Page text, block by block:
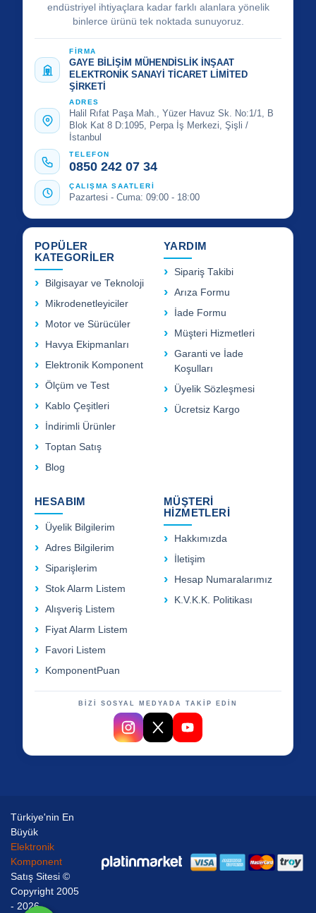
endüstriyel ihtiyaçlara kadar farklı alanlara yönelik
binlerce ürünü tek noktada sunuyoruz.
FİRMA
GAYE BİLİŞİM MÜHENDİSLİK İNŞAAT
ELEKTRONİK SANAYİ TİCARET LİMİTED
ŞİRKETİ
ADRES
Halil Rıfat Paşa Mah., Yüzer Havuz Sk. No:1/1, B
Blok Kat 8 D:1095, Perpa İş Merkezi, Şişli /
İstanbul
TELEFON
0850 242 07 34
ÇALIŞMA SAATLERİ
Pazartesi - Cuma: 09:00 - 18:00
POPÜLER
KATEGORİLER
Bilgisayar ve Teknoloji
Mikrodenetleyiciler
Motor ve Sürücüler
Havya Ekipmanları
Elektronik Komponent
Ölçüm ve Test
Kablo Çeşitleri
İndirimli Ürünler
Toptan Satış
Blog
YARDIM
Sipariş Takibi
Arıza Formu
İade Formu
Müşteri Hizmetleri
Garanti ve İade
Koşulları
Üyelik Sözleşmesi
Ücretsiz Kargo
HESABIM
Üyelik Bilgilerim
Adres Bilgilerim
Siparişlerim
Stok Alarm Listem
Alışveriş Listem
Fiyat Alarm Listem
Favori Listem
KomponentPuan
MÜŞTERİ
HİZMETLERİ
Hakkımızda
İletişim
Hesap Numaralarımız
K.V.K.K. Politikası
BİZİ SOSYAL MEDYADA TAKİP EDİN
Türkiye'nin En
Büyük
Elektronik
Komponent
Satış Sitesi ©
Copyright 2005
- 2026